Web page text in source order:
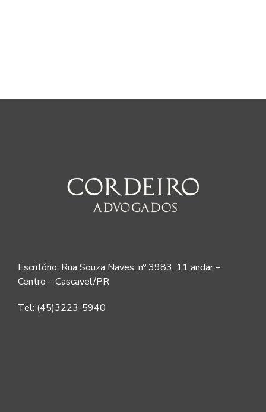
Escritório: Rua Souza Naves, nº 3983, 11 andar –
Centro – Cascavel/PR
Tel: (45)3223-5940